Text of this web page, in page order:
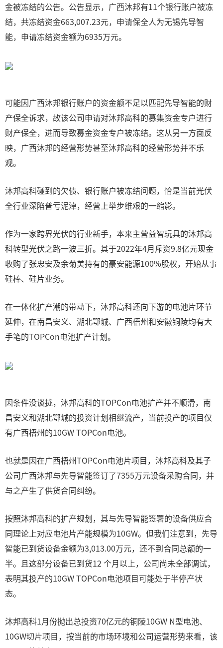
金被冻结的公告。公告显示，广西沐邦有11个银行账户被冻
结，共冻结资金663,007.23元，申请保全人为无锡先导智
能，申请冻结资金额为6935万元。
可能因广西沐邦银行账户的资金额不足以匹配先导智能的财
产保全诉求，故该公司申请对沐邦高科的募集资金专户进行
财产保全，进而导致募金资金专户被冻结。这从另一方面反
映，广西沐邦的经营形势甚至沐邦高科的经营形势并不乐
观。
沐邦高科碰到的欠债、银行账户被冻结问题，恰是当前光伏
全行业深陷普亏泥淖，经营上举步维艰的一缩影。
作为一家跨界光伏的行业新手，本来主营益智玩具的沐邦高
科转型光伏之路一波三折。其于2022年4月斥资9.8亿元现金
收购了张忠安及余菊美持有的豪安能源100%股权，开始从事
硅棒、硅片业务。
在一体化扩产潮的带动下，沐邦高科还向下游的电池片环节
延伸，在南昌安义、湖北鄂城、广西梧州和安徽铜陵均有大
手笔的TOPCon电池扩产计划。
因条件没谈拢，沐邦高科的TOPCon电池扩产并不顺滑，南
昌安义和湖北鄂城的投资计划相继流产，当前投产的项目仅
有广西梧州的10GW TOPCon电池。
也就是因在广西梧州TOPCon电池片项目，沐邦高科及其子
公司广西沐邦与先导智能签订了7355万元设备采购合同，并
与之产生了供货合同纠纷。
按照沐邦高科的扩产规划，其与先导智能签署的设备供应合
同理论上对应电池片产能规模为10GW。但我们注意到，先导
智能已到货设备金额为3,013.00万元，还不到合同总额的一
半。且这部分设备已到货12 个月以上，公司尚未全部调试，
表明其投产的10GW TOPCon电池项目可能处于半停产状
态。
沐邦高科1月份抛出总投资70亿元的铜陵10GW N型电池、
10GW切片项目，按当前的市场环境和公司运营形势来看，该